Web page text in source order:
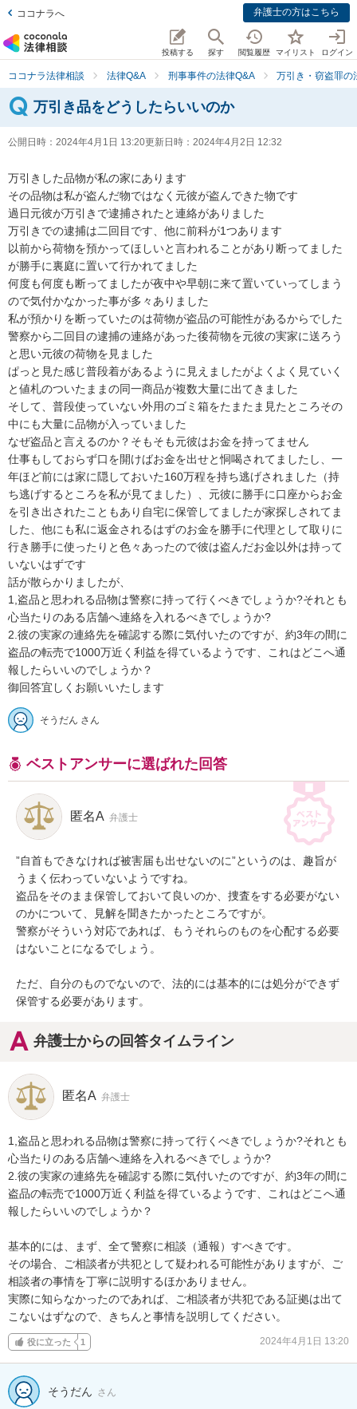
ココナラへ 弁護士の方はこちら
投稿する 探す 閲覧履歴 マイリスト ログイン
ココナラ法律相談 法律Q&A 刑事事件の法律Q&A 万引き・窃盗罪の
万引き品をどうしたらいいのか
公開日時： 2024年4月1日 13:20更新日時： 2024年4月2日 12:32
万引きした品物が私の家にあります
その品物は私が盗んだ物ではなく元彼が盗んできた物です
過日元彼が万引きで逮捕されたと連絡がありました
万引きでの逮捕は二回目です、他に前科が1つあります
以前から荷物を預かってほしいと言われることがあり断ってました
が勝手に裏庭に置いて行かれてました
何度も何度も断ってましたが夜中や早朝に来て置いていってしまう
ので気付かなかった事が多々ありました
私が預かりを断っていたのは荷物が盗品の可能性があるからでした
警察から二回目の逮捕の連絡があった後荷物を元彼の実家に送ろう
と思い元彼の荷物を見ました
ぱっと見た感じ普段着があるように見えましたがよくよく見ていく
と値札のついたままの同一商品が複数大量に出てきました
そして、普段使っていない外用のゴミ箱をたまたま見たところその
中にも大量に品物が入っていました
なぜ盗品と言えるのか？そもそも元彼はお金を持ってません
仕事もしておらず口を開けばお金を出せと恫喝されてましたし、一
年ほど前には家に隠しておいた160万程を持ち逃げされました（持
ち逃げするところを私が見てました）、元彼に勝手に口座からお金
を引き出されたこともあり自宅に保管してましたが家探しされてま
した、他にも私に返金されるはずのお金を勝手に代理として取りに
行き勝手に使ったりと色々あったので彼は盗んだお金以外は持って
いないはずです
話が散らかりましたが、
1,盗品と思われる品物は警察に持って行くべきでしょうか?それとも
心当たりのある店舗へ連絡を入れるべきでしょうか?
2.彼の実家の連絡先を確認する際に気付いたのですが、約3年の間に
盗品の転売で1000万近く利益を得ているようです、これはどこへ通
報したらいいのでしょうか？
御回答宜しくお願いいたします
そうだん さん
ベストアンサーに選ばれた回答
匿名A 弁護士
”自首もできなければ被害届も出せないのに”というのは、趣旨が
うまく伝わっていないようですね。
盗品をそのまま保管しておいて良いのか、捜査をする必要がない
のかについて、見解を聞きたかったところですが。
警察がそういう対応であれば、もうそれらのものを心配する必要
はないことになるでしょう。
ただ、自分のものでないので、法的には基本的には処分ができず
保管する必要があります。
弁護士からの回答タイムライン
匿名A 弁護士
1,盗品と思われる品物は警察に持って行くべきでしょうか?それとも
心当たりのある店舗へ連絡を入れるべきでしょうか?
2.彼の実家の連絡先を確認する際に気付いたのですが、約3年の間に
盗品の転売で1000万近く利益を得ているようです、これはどこへ通
報したらいいのでしょうか？
基本的には、まず、全て警察に相談（通報）すべきです。
その場合、ご相談者が共犯として疑われる可能性がありますが、ご
相談者の事情を丁寧に説明するほかありません。
実際に知らなかったのであれば、ご相談者が共犯である証拠は出て
こないはずなので、きちんと事情を説明してください。
役に立った 1 2024年4月1日 13:20
そうだん さん